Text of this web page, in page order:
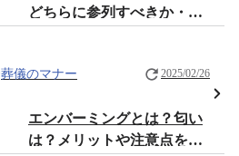
どちらに参列すべきか・服
葬儀のマナー 2025/02/26
エンバーミングとは？匂い
は？メリットや注意点を解